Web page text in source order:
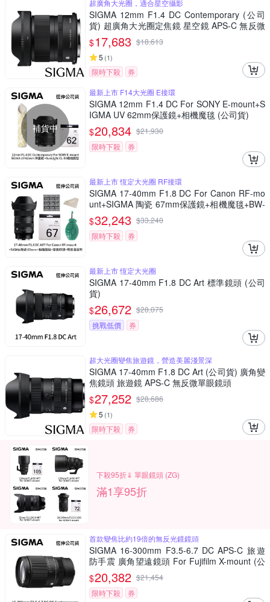
超廣角大光圈，適合星空攝影
SIGMA 12mm F1.4 DC Contemporary (公司
貨) 超廣角大光圈定焦鏡 星空鏡 APS-C 無反微
單眼專用鏡頭
$17,683 $18,613
5 (1)
限時下殺 券
補貨中
最新上市 F14大光圈 E接環
SIGMA 12mm F1.4 DC For SONY E-mount+S
IGMA UV 62mm保護鏡+相機魔毯 (公司貨)
$20,834 $21,930
限時下殺
券
最新上市 恆定大光圈 RF接環
SIGMA 17-40mm F1.8 DC For Canon RF-mo
unt+SIGMA 陶瓷 67mm保護鏡+相機魔毯+BW-
130吹球+麂皮清潔布(公司貨)
$32,243 $33,240
限時下殺
券
最新上市 恆定大光圈
SIGMA 17-40mm F1.8 DC Art 標準鏡頭 (公司
貨)
$26,672 $28,075
挑戰低價
券
超大光圈變焦旅遊鏡，營造美麗淺景深
SIGMA 17-40mm F1.8 DC Art (公司貨) 廣角變
焦鏡頭 旅遊鏡 APS-C 無反微單眼鏡頭
$27,252 $28,686
5 (1)
限時下殺 券
下殺95折⇓ 單眼鏡頭 (ZG)
滿1享95折
首款變焦比約19倍的無反光鏡鏡頭
SIGMA 16-300mm F3.5-6.7 DC APS-C 旅遊
防手震 廣角望遠鏡頭 For Fujifilm X-mount (公
司貨)
$20,382 $21,454
限時下殺
券